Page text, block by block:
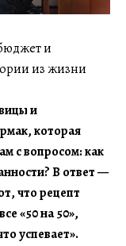
и
из жизни
и
которая
с вопросом: как
В ответ —
что рецепт
«50 на 50»,
успевает».